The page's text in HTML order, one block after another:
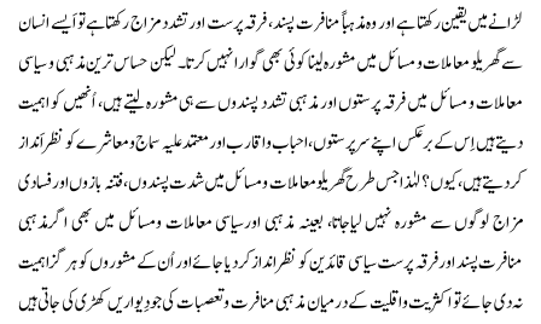
لڑانےمیں یقین رکھتا ہے اور وہ مذہباً منافرت پسند، فرقہ پرست اورتشدد مزاج رکھتاہے تو اَیسے انسان
سے گھریلو معاملات و مسائل میں مشورہ لینا کوئی بھی گوارا نہیں کرتا۔ لیکن حساس ترین مذہبی و سیاسی
معاملات و مسائل میں فرقہ پرستوں اور مذہبی تشدد پسندوں سے ہی مشورہ لیتے ہیں، اُنھیں کو اہمیت
دیتے ہیں اِس کے برعکس اپنےسرپرستوں، احباب واقارب اورمعتمدعلیہ سماج ومعاشرے کو نظر اَنداز
کردیتے ہیں، کیوں؟ لہٰذا جس طرح گھریلو معاملات ومسائل میں شدت پسندوں، فتنہ بازوں اور فسادی
مزاج لوگوں سے مشورہ نہیں لیاجاتا، بعینہ مذہبی اورسیاسی معاملات ومسائل میں بھی اگرمذہبی
منافرت پسند اور فرقہ پرست سیاسی قائدین کو نظرانداز کردیا جائے اور اُن کے مشوروں کو ہرگز اہمیت
نہ دی جائے تو اکثریت واقلیت کے درمیان مذہبی منافرت و تعصبات کی جودِیواریں کھڑی کی جاتی ہیں